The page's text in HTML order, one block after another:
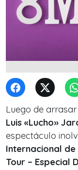
Luego de arrasar
Luis «Lucho»
espectáculo
Internacional
Tour – Especial